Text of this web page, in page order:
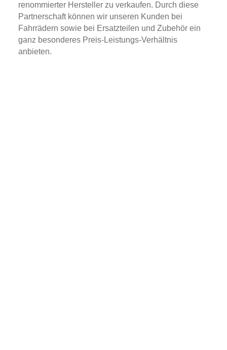
renommierter Hersteller zu verkaufen. Durch diese
Partnerschaft können wir unseren Kunden bei
Fahrrädern sowie bei Ersatzteilen und Zubehör ein
ganz besonderes Preis-Leistungs-Verhältnis
anbieten.